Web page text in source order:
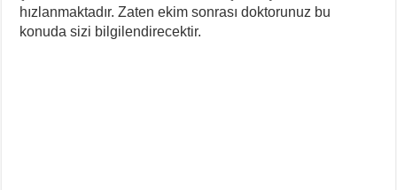
hızlanmaktadır. Zaten ekim sonrası doktorunuz bu
konuda sizi bilgilendirecektir.